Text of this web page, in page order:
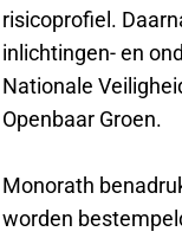
risicoprofiel.
inlichtingen- en
Nationale
Openbaar Groen.
Monorath
worden